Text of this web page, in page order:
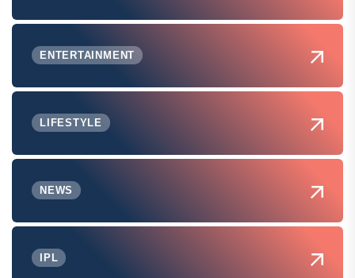
ENTERTAINMENT
LIFESTYLE
NEWS
IPL